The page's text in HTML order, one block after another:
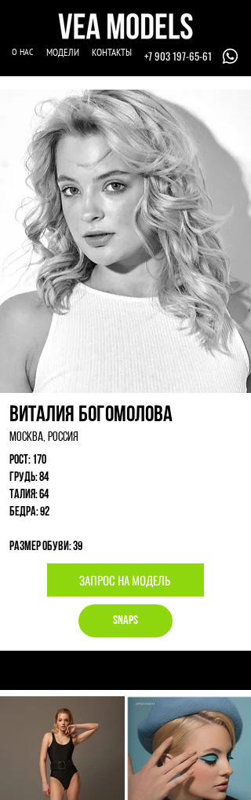
О НАС МОДЕЛИ КОНТАКТЫ +7 903 197-65-61
Виталия Богомолова
Москва, Россия
Рост: 170
Грудь: 84
Талия: 64
Бедра: 92
Размер обуви: 39
ЗАПРОС НА МОДЕЛЬ
Snaps